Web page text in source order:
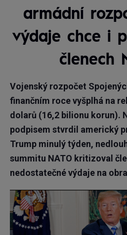
armádní
výdaje chce i
členech
Vojenský rozpočet
finančním roce vyšplhá na
dolarů (16,2 bilionu korun).
podpisem stvrdil americký
Trump minulý týden,
summitu NATO kritizoval
nedostatečné výdaje na